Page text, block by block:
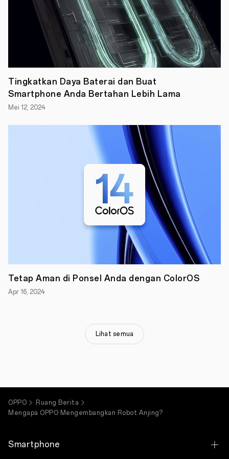
memiliki
beberapa
pertanyaan,
kenapa
OPPO
mengembangkan
robot
anjing?
Baru-
baru
ini
Sheng
Cheng,
manajer
produk
Tim
Teknologi
Canggih
OPPO
untuk
mengajukan
pertanyaan
ini
dan
pertanyaan
lain!
Berikut
dapat
anjing
ini?
ringkasnya
QRIC.
Tingkatkan Daya Baterai dan Buat
Smartphone Anda Bertahan Lebih Lama
Mei 12, 2024
Tetap Aman di Ponsel Anda dengan ColorOS
Apr 16, 2024
Lihat semua
OPPO
Ruang Berita
Mengapa OPPO Mengembangkan Robot Anjing?
Smartphone